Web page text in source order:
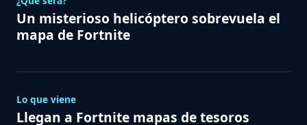
Un misterioso helicóptero sobrevuela el
mapa de Fortnite
Lo que viene
Llegan a Fortnite mapas de tesoros